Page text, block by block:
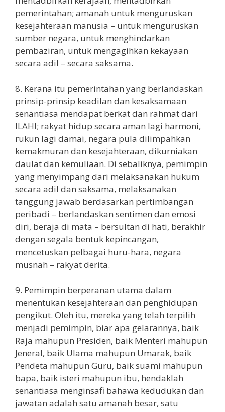
pemerintahan; amanah untuk menguruskan
kesejahteraan manusia – untuk menguruskan
sumber negara, untuk menghindarkan
pembaziran, untuk mengagihkan kekayaan
secara adil – secara saksama.
8. Kerana itu pemerintahan yang berlandaskan
prinsip-prinsip keadilan dan kesaksamaan
senantiasa mendapat berkat dan rahmat dari
ILAHI; rakyat hidup secara aman lagi harmoni,
rukun lagi damai, negara pula dilimpahkan
kemakmuran dan kesejahteraan, dikurniakan
daulat dan kemuliaan. Di sebaliknya, pemimpin
yang menyimpang dari melaksanakan hukum
secara adil dan saksama, melaksanakan
tanggung jawab berdasarkan pertimbangan
peribadi – berlandaskan sentimen dan emosi
diri, beraja di mata – bersultan di hati, berakhir
dengan segala bentuk kepincangan,
mencetuskan pelbagai huru-hara, negara
musnah – rakyat derita.
9. Pemimpin berperanan utama dalam
menentukan kesejahteraan dan penghidupan
pengikut. Oleh itu, mereka yang telah terpilih
menjadi pemimpin, biar apa gelarannya, baik
Raja mahupun Presiden, baik Menteri mahupun
Jeneral, baik Ulama mahupun Umarak, baik
Pendeta mahupun Guru, baik suami mahupun
bapa, baik isteri mahupun ibu, hendaklah
senantiasa menginsafi bahawa kedudukan dan
jawatan adalah satu amanah besar, satu